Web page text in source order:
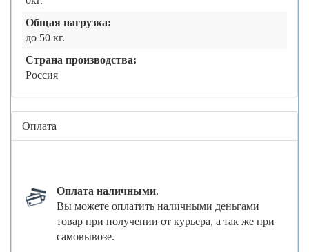
Общая нагрузка:
до 50 кг.
Страна производства:
Россия
Оплата
Оплата наличными.
Вы можете оплатить наличными деньгами
товар при получении от курьера, а так же при
самовывозе.